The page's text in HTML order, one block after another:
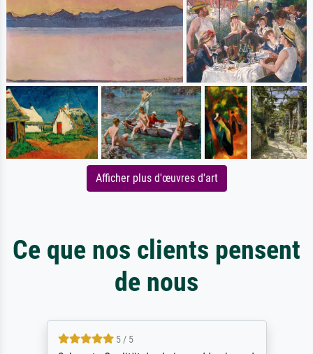
Afficher plus d'œuvres d'art
Ce que nos clients pensent
de nous
5 / 5